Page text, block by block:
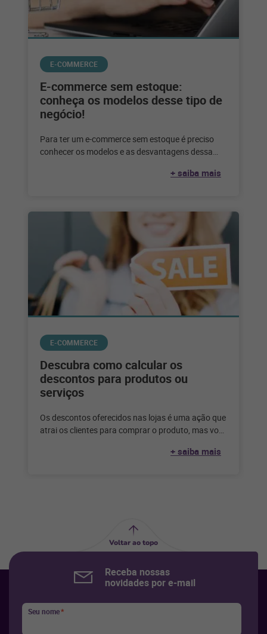
E-COMMERCE
E-commerce sem estoque:
conheça os modelos desse tipo de
negócio!
Para ter um e-commerce sem estoque é preciso
conhecer os modelos e as desvantagens dessa
+ saiba mais
E-COMMERCE
Descubra como calcular os
descontos para produtos ou
serviços
Os descontos oferecidos nas lojas é uma ação que
atrai os clientes para comprar o produto, mas você
+ saiba mais
Voltar ao topo
Receba nossas
novidades por e-mail
Seu nome*